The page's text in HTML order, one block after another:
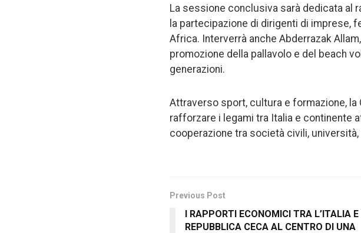
La sessione conclusiva sarà dedicata al
la partecipazione di dirigenti di imprese,
Africa. Interverrà anche Abderrazak
promozione della pallavolo e del beach
generazioni.
Attraverso sport, cultura e formazione, la
rafforzare i legami tra Italia e continente
cooperazione tra società civili,
Previous Post
I RAPPORTI ECONOMICI TRA L’ITALIA
REPUBBLICA CECA AL CENTRO DI UNA